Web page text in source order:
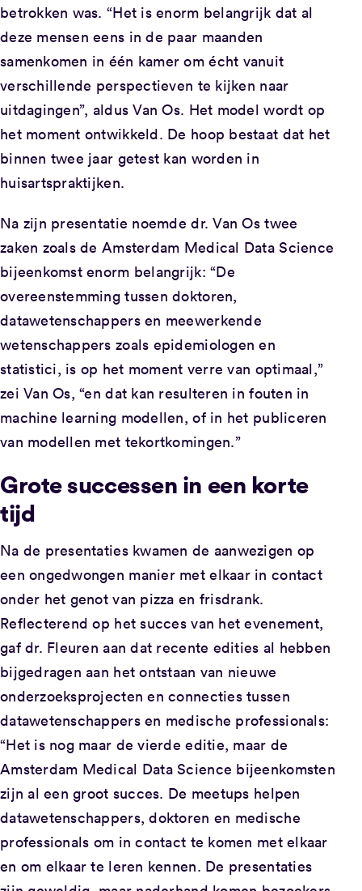
betrokken was. “Het is enorm belangrijk dat al
deze mensen eens in de paar maanden
samenkomen in één kamer om écht vanuit
verschillende perspectieven te kijken naar
uitdagingen”, aldus Van Os. Het model wordt op
het moment ontwikkeld. De hoop bestaat dat het
binnen twee jaar getest kan worden in
huisartspraktijken.
Na zijn presentatie noemde dr. Van Os twee
zaken zoals de Amsterdam Medical Data Science
bijeenkomst enorm belangrijk: “De
overeenstemming tussen doktoren,
datawetenschappers en meewerkende
wetenschappers zoals epidemiologen en
statistici, is op het moment verre van optimaal,”
zei Van Os, “en dat kan resulteren in fouten in
machine learning modellen, of in het publiceren
van modellen met tekortkomingen.”
Grote successen in een korte
tijd
Na de presentaties kwamen de aanwezigen op
een ongedwongen manier met elkaar in contact
onder het genot van pizza en frisdrank.
Reflecterend op het succes van het evenement,
gaf dr. Fleuren aan dat recente edities al hebben
bijgedragen aan het ontstaan van nieuwe
onderzoeksprojecten en connecties tussen
datawetenschappers en medische professionals:
“Het is nog maar de vierde editie, maar de
Amsterdam Medical Data Science bijeenkomsten
zijn al een groot succes. De meetups helpen
datawetenschappers, doktoren en medische
professionals om in contact te komen met elkaar
en om elkaar te leren kennen. De presentaties